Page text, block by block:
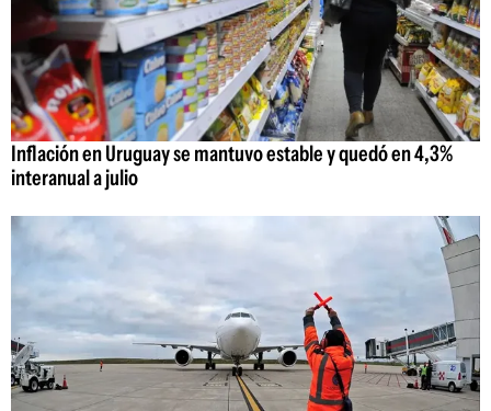
Inflación en Uruguay se mantuvo estable y quedó en 4,3%
interanual a julio